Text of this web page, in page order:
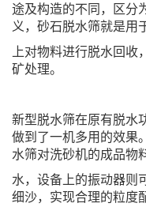
途及构造的不同，区分
义，砂石脱水筛就是用
上对物料进行脱水回
矿处理。
新型脱水筛在原有脱水
做到了一机多用的效果
水筛对洗砂机的成品物
水，设备上的振动器则
细沙，实现合理的粒度